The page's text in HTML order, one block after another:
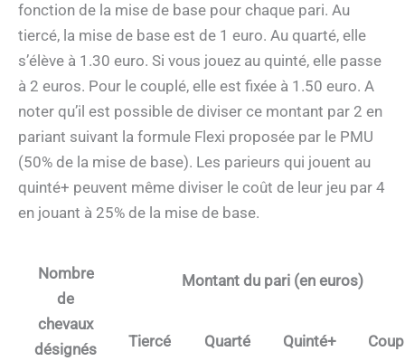
fonction de la mise de base pour chaque pari. Au
tiercé, la mise de base est de 1 euro. Au quarté, elle
s’élève à 1.30 euro. Si vous jouez au quinté, elle passe
à 2 euros. Pour le couplé, elle est fixée à 1.50 euro. A
noter qu’il est possible de diviser ce montant par 2 en
pariant suivant la formule Flexi proposée par le PMU
(50% de la mise de base). Les parieurs qui jouent au
quinté+ peuvent même diviser le coût de leur jeu par 4
en jouant à 25% de la mise de base.
Nombre
de
chevaux
désignés
Montant du pari (en euros)
Tiercé Quarté Quinté+